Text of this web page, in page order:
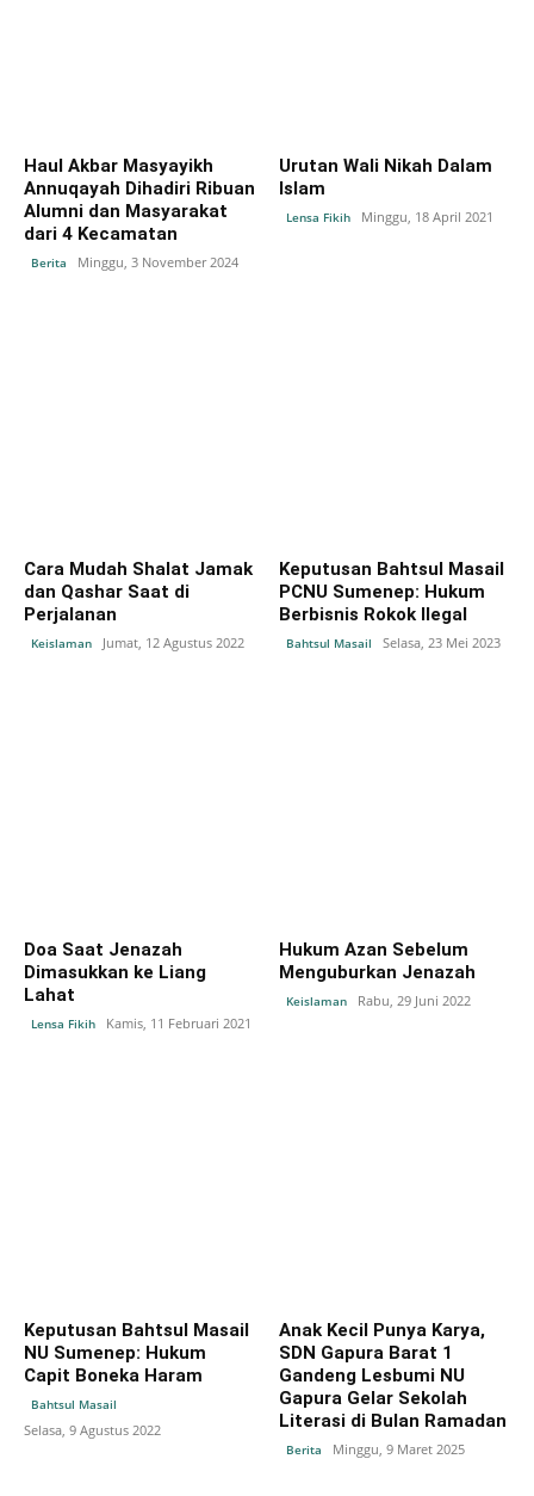
Haul Akbar Masyayikh
Annuqayah Dihadiri Ribuan
Alumni dan Masyarakat
dari 4 Kecamatan
Berita Minggu, 3 November 2024
Urutan Wali Nikah Dalam
Islam
Lensa Fikih Minggu, 18 April 2021
Cara Mudah Shalat Jamak
dan Qashar Saat di
Perjalanan
Keislaman Jumat, 12 Agustus 2022
Keputusan Bahtsul Masail
PCNU Sumenep: Hukum
Berbisnis Rokok Ilegal
Bahtsul Masail Selasa, 23 Mei 2023
Doa Saat Jenazah
Dimasukkan ke Liang
Lahat
Lensa Fikih Kamis, 11 Februari 2021
Hukum Azan Sebelum
Menguburkan Jenazah
Keislaman Rabu, 29 Juni 2022
Keputusan Bahtsul Masail
NU Sumenep: Hukum
Capit Boneka Haram
Bahtsul Masail
Selasa, 9 Agustus 2022
Anak Kecil Punya Karya,
SDN Gapura Barat 1
Gandeng Lesbumi NU
Gapura Gelar Sekolah
Literasi di Bulan Ramadan
Berita Minggu, 9 Maret 2025